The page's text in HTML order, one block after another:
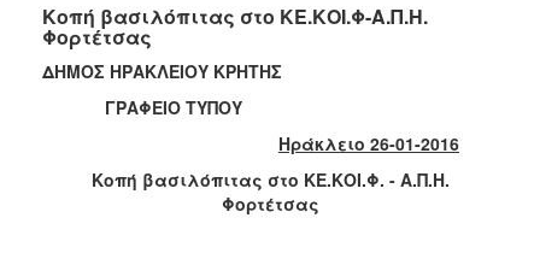
2022
2021
2020
2019
2017
Κοπή βασιλόπιτας στο ΚΕ.ΚΟΙ.Φ-Α.Π.Η.
Φορτέτσας
ΔΗΜΟΣ ΗΡΑΚΛΕΙΟΥ ΚΡΗΤΗΣ
ΓΡΑΦΕΙΟ ΤΥΠΟΥ
Ηράκλειο 26-01-2016
Κοπή βασιλόπιτας στο ΚΕ.ΚΟΙ.Φ. - Α.Π.Η.
Φορτέτσας